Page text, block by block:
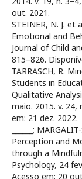
out. 2021.
STEINER, N. J. et
Emotional and
Journal of Child
815–826.
TARRASCH, R.
Students in
Qualitative
maio. 2015. v. 24,
em: 21 dez. 2022.
______;
Perception and
through a
Psychology, 24
Acesso em: 20